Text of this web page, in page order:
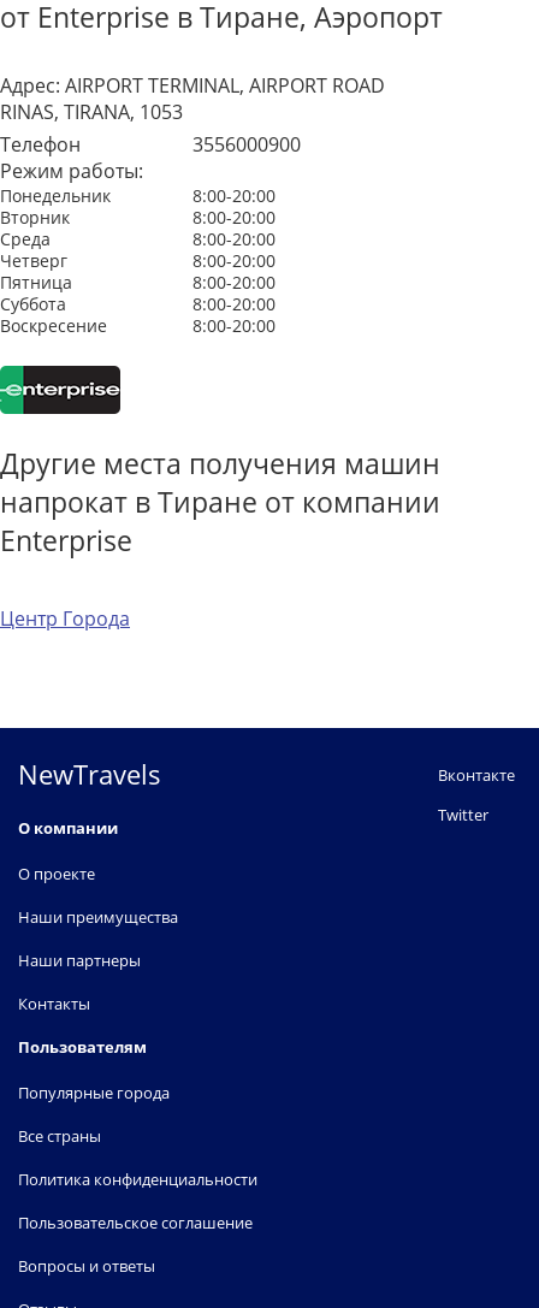
от Enterprise в Тиране, Аэропорт
Адрес: AIRPORT TERMINAL, AIRPORT ROAD
RINAS, TIRANA, 1053
Телефон
3556000900
Режим работы:
Понедельник
8:00-20:00
Вторник
8:00-20:00
Среда
8:00-20:00
Четверг
8:00-20:00
Пятница
8:00-20:00
Суббота
8:00-20:00
Воскресение
8:00-20:00
Другие места получения машин
напрокат в Тиране от компании
Enterprise
Центр Города
NewTravels
О компании
О проекте
Наши преимущества
Наши партнеры
Контакты
Пользователям
Популярные города
Все страны
Политика конфиденциальности
Пользовательское соглашение
Вопросы и ответы
Вконтакте
Twitter